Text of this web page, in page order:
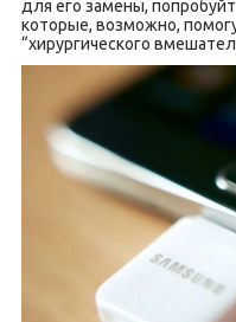
для его замены,
которые, возможно,
“хирургического